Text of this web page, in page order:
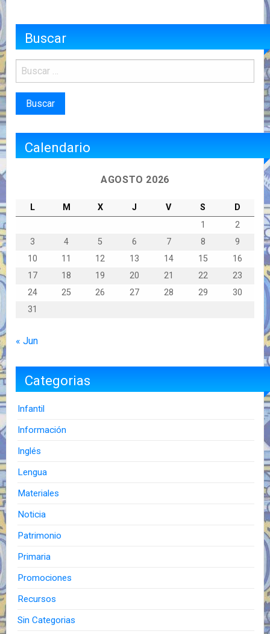
Buscar
Calendario
AGOSTO 2026
L M X J V S
D
1
2
3
4 5 6 7 8
9
10
11 12 13 14 15
16
17
18 19 20 21 22
23
24
25 26 27 28 29
30
31
« Jun
Categorias
Infantil
Información
Inglés
Lengua
Materiales
Noticia
Patrimonio
Primaria
Promociones
Recursos
Sin Categorias